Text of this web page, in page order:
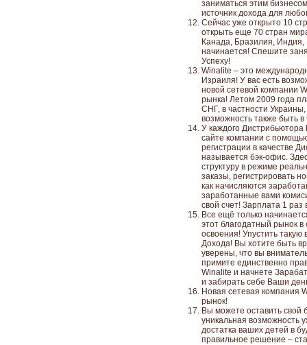
заниматься этим
источник дохода для
Сейчас уже открыто 10
открыть еще 70 стран
Канада, Бразилия,
начинается! Спешите
Успеху!
Winalite – это
Израиля! У вас есть
новой сетевой компании
рынка! Летом 2009 года
СНГ, в частности
возможность также быть
У каждого Дистрибьютора
сайте компании с
регистрации в качестве
называется бэк-офис.
структуру в режиме
заказы, регистрировать
как начисляются
заработанные вами
свой счет! Зарплата 1
Все ещё только
этот благодатный рынок
освоения! Упустить
Дохода! Вы хотите быть
уверены, что вы
примите единственно
Winalite и начнете
и забирать себе Ваши
Новая сетевая компания
рынок!
Вы можете оставить свой
уникальная возможность
достатка ваших детей в
правильное решение –